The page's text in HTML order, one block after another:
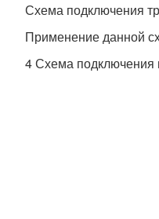
Схема подключения
Применение данной
4 Схема подключения